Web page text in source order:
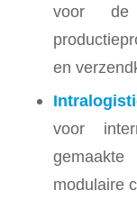
voor
en
voor
modulaire